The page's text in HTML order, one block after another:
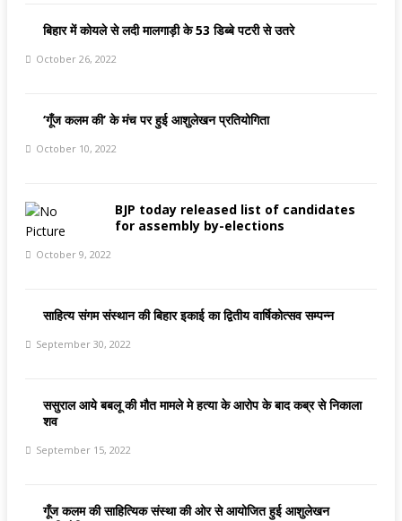
बिहार में कोयले से लदी मालगाड़ी के 53 डिब्‍बे पटरी से उतरे
October 26, 2022
‘गूँज कलम की’ के मंच पर हुई आशुलेखन प्रतियोगिता
October 10, 2022
BJP today released list of candidates
for assembly by-elections
October 9, 2022
साहित्य संगम संस्थान की बिहार इकाई का द्वितीय वार्षिकोत्सव सम्पन्न
September 30, 2022
ससुराल आये बबलू की मौत मामले मे हत्या के आरोप के बाद कब्र से निकाला
शव
September 15, 2022
गूँज कलम की साहित्यिक संस्था की ओर से आयोजित हुई आशुलेखन